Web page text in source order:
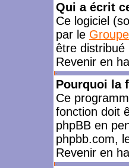
Qui a écrit
Ce logiciel
par le
être distribué
Revenir en
Pourquoi la
Ce
fonction doit
phpBB en
phpbb.com,
Revenir en